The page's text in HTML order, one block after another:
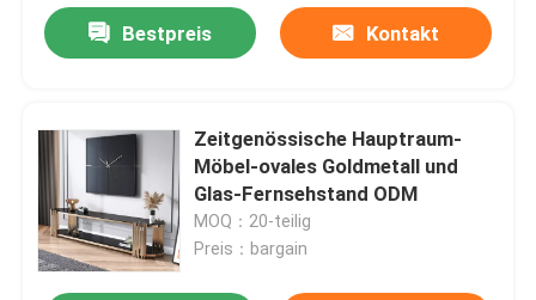
Bestpreis Kontakt
Zeitgenössische Hauptraum-
Möbel-ovales Goldmetall und
Glas-Fernsehstand ODM
MOQ：20-teilig
Preis：bargain